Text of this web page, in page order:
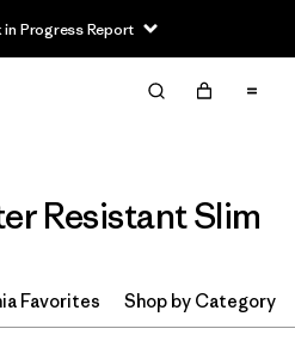
in Progress Report
Limpiar Todos
Resistant Slim
Favorites Shop by Category